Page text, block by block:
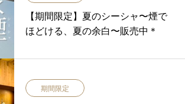
【期間限定】夏のシーシャ〜煙で
ほどける、夏の余白〜販売中＊
期間限定